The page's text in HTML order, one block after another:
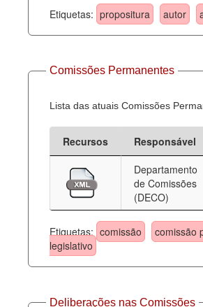
Agenda
Perguntas frequentes
Contato
Etiquetas: propositura autor
Comissões Permanentes
Lista das atuais Comissões
Recursos Responsável
Departamento
de Comissões
(DECO)
Etiquetas: comissão comissão
legislativo
Deliberações nas Comissões